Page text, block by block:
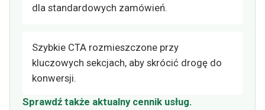
dla standardowych zamówień.
Szybkie CTA rozmieszczone przy
kluczowych sekcjach, aby skrócić drogę do
konwersji.
Sprawdź także aktualny cennik usług.